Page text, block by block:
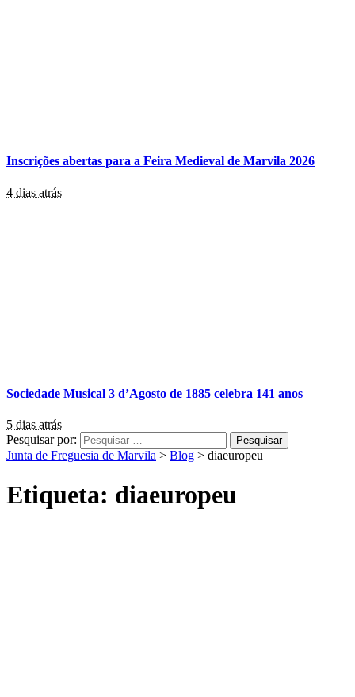
Inscrições abertas para a Feira Medieval de Marvila 2026
4 dias atrás
Sociedade Musical 3 d’Agosto de 1885 celebra 141 anos
5 dias atrás
Pesquisar por:
Junta de Freguesia de Marvila > Blog > diaeuropeu
Etiqueta: diaeuropeu